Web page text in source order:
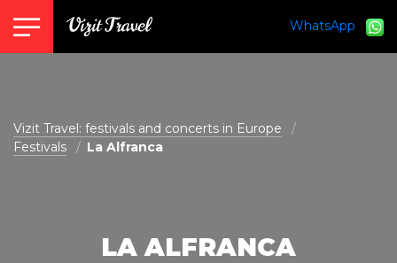
vizit@vizit-travel.com WhatsApp
Vizit Travel: festivals and concerts in Europe
Festivals
La Alfranca
LA ALFRANCA